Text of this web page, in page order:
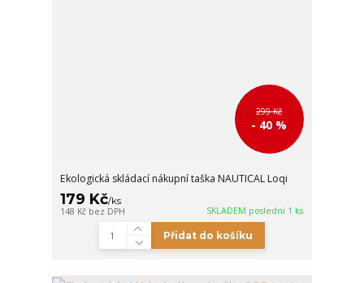
299 Kč
- 40 %
Ekologická skládací nákupní taška NAUTICAL Loqi
179 Kč/ks
148 Kč bez DPH SKLADEM poslední 1 ks
Přidat do košíku